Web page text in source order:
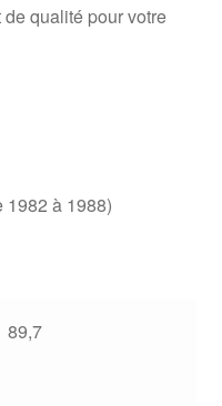
qualité pour votre
1982 à 1988)
89,7